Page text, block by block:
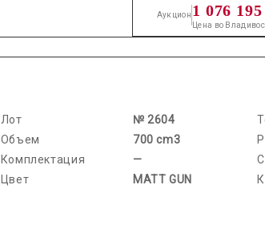
Аукцион 1 076
Цена во
Лот
№ 2604
Объем
700 cm3
Комплектация
—
Цвет
MATT GUN